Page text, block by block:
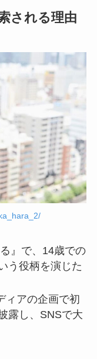
される理由
』で、14歳での
う役柄を演じた
ィアの企画で初
露し、SNSで大